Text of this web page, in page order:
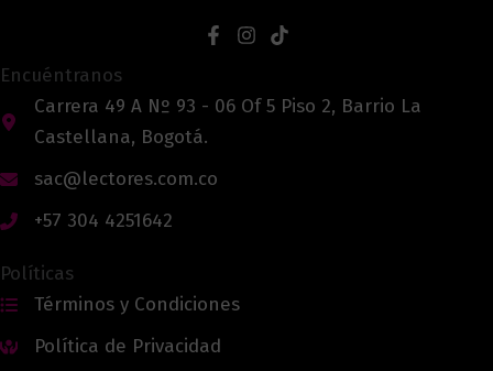
Encuéntranos
Carrera 49 A Nº 93 - 06 Of 5 Piso 2, Barrio La
Castellana, Bogotá.
sac@lectores.com.co
+57 304 4251642
Políticas
Términos y Condiciones
Política de Privacidad